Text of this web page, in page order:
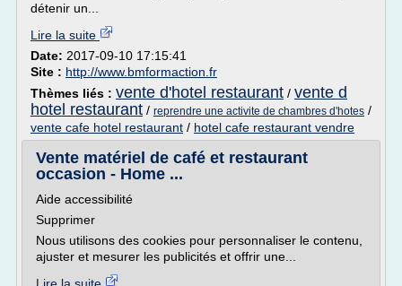
détenir un...
Lire la suite
Date: 2017-09-10 17:15:41
Site : http://www.bmformaction.fr
Thèmes liés : vente d'hotel restaurant / vente d
hotel restaurant / reprendre une activite de chambres d'hotes /
vente cafe hotel restaurant / hotel cafe restaurant vendre
Vente matériel de café et restaurant
occasion - Home ...
Aide accessibilité
Supprimer
Nous utilisons des cookies pour personnaliser le contenu,
ajuster et mesurer les publicités et offrir une...